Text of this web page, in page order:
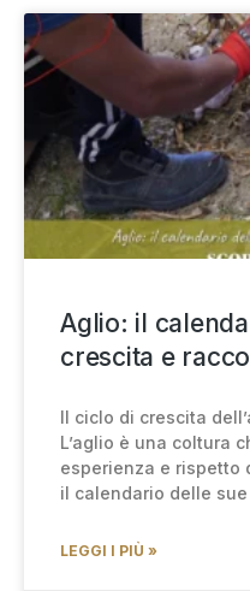
Aglio: il
crescita e
Il ciclo di crescita
L’aglio è una coltura
esperienza e rispetto
il calendario delle sue
LEGGI I PIÙ »